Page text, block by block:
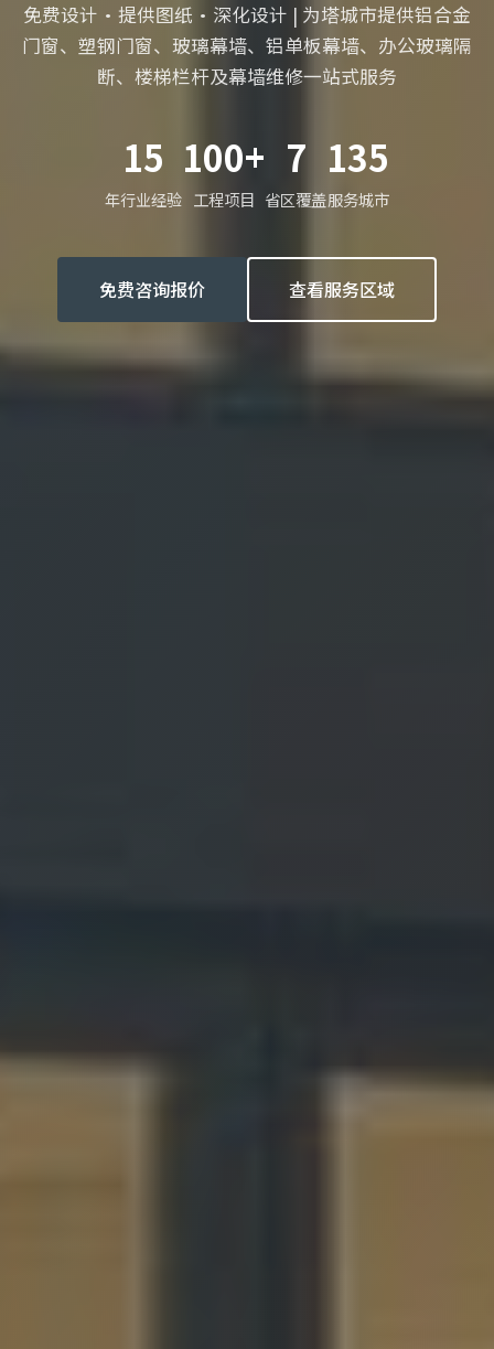
免费设计·提供图纸·深化设计 | 为塔城市提供铝合金
门窗、塑钢门窗、玻璃幕墙、铝单板幕墙、办公玻璃隔
断、楼梯栏杆及幕墙维修一站式服务
15
年行业经验
100+
工程项目
7
省区覆盖
135
服务城市
免费咨询报价 查看服务区域